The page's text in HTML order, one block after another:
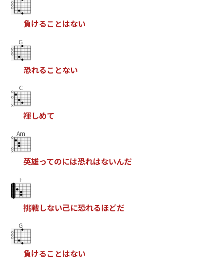
負けるこ とはない
G
恐れるこ とない
C
褌しめて
Am
英雄ってのには恐れはないんだ
F
挑戦しない己に恐れるほどだ
G
負けるこ とはない